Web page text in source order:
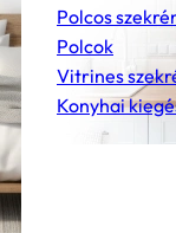
Polcos
Polcok
Vitrines
Konyhai